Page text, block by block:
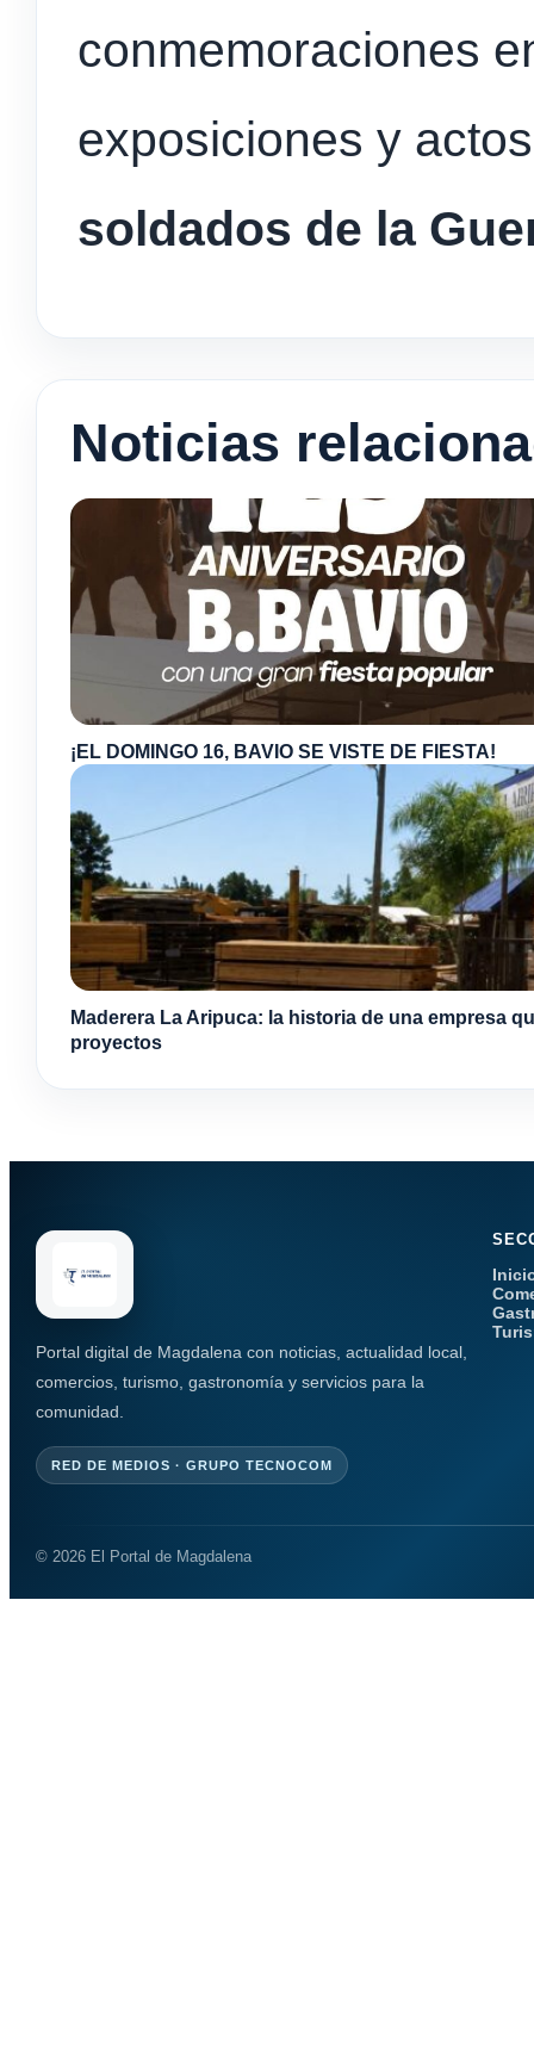
conmemoraciones
exposiciones y
soldados de la
Noticias
¡EL DOMINGO 16, BAVIO SE VISTE DE FIESTA!
Maderera La Aripuca: la historia de una empresa
proyectos
Portal digital de Magdalena con noticias, actualidad local,
comercios, turismo, gastronomía y servicios para la
comunidad.
RED DE MEDIOS · GRUPO TECNOCOM
© 2026 El Portal de Magdalena